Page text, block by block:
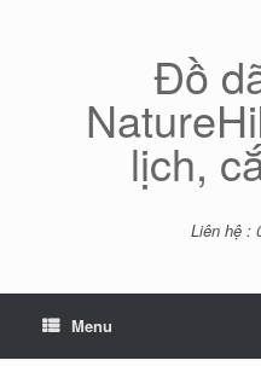
Đồ
lịch,
Liên hệ :
Menu